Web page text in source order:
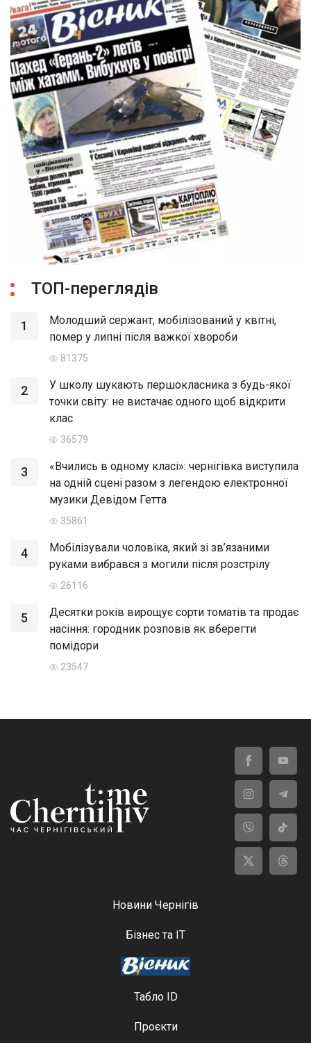
ТОП-переглядів
1
Молодший сержант, мобілізований у квітні,
помер у липні після важкої хвороби
81375
2
У школу шукають першокласника з будь-якої
точки світу: не вистачає одного щоб відкрити
клас
36579
3
«Вчились в одному класі»: чернігівка виступила
на одній сцені разом з легендою електронної
музики Девідом Гетта
35861
4
Мобілізували чоловіка, який зі зв’язаними
руками вибрався з могили після розстрілу
26116
5
Десятки років вирощує сорти томатів та продає
насіння: городник розповів як вберегти
помідори
23547
Новини Чернігів
Бізнес та ІТ
Табло ID
Проєкти